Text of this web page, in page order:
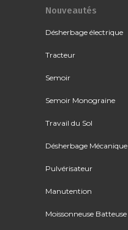
Nouveautés
Désherbage électrique
Tracteur
Semoir
Semoir Monograine
Travail du Sol
Désherbage Mécanique
Pulvérisateur
Manutention
Moissonneuse Batteuse